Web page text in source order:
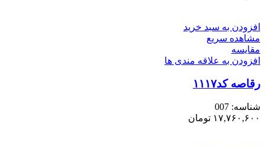
افزودن به سبد خرید
مشاهده سریع
مقایسه
افزودن به علاقه مندی ها
رقاصه کد۱۱۱۷
شناسه: 007
۱۷,۷۶۰,۶۰۰ تومان